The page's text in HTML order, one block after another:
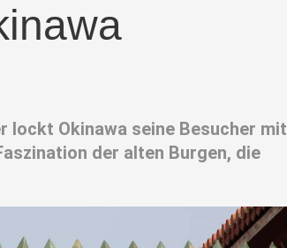
lockt Okinawa seine Besucher mit
der alten Burgen, die